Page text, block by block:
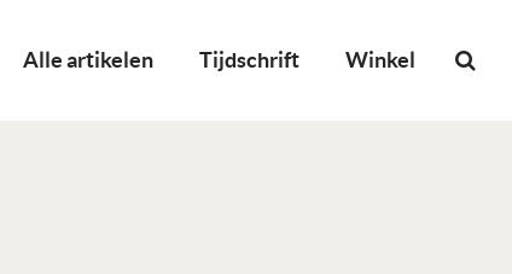
Alle artikelen Tijdschrift Winkel